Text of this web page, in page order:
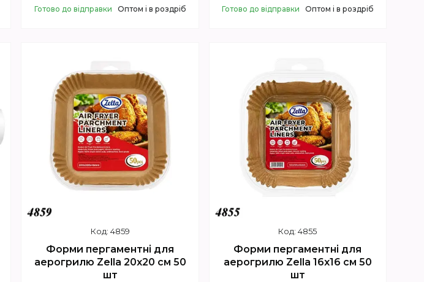
Готово до відправки Оптом і в роздріб Готово до відправки Оптом і в роздріб
4859
Форми пергаментні для
аерогрилю Zella 20х20 см 50
шт
4855
Форми пергаментні для
аерогрилю Zella 16х16 см 50
шт